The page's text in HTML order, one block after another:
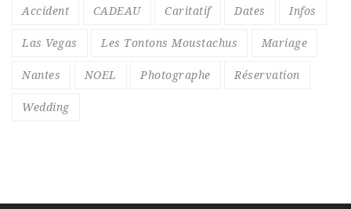
Accident CADEAU Caritatif Dates Infos
Las Vegas Les Tontons Moustachus Mariage
Nantes NOEL Photographe Réservation
Wedding